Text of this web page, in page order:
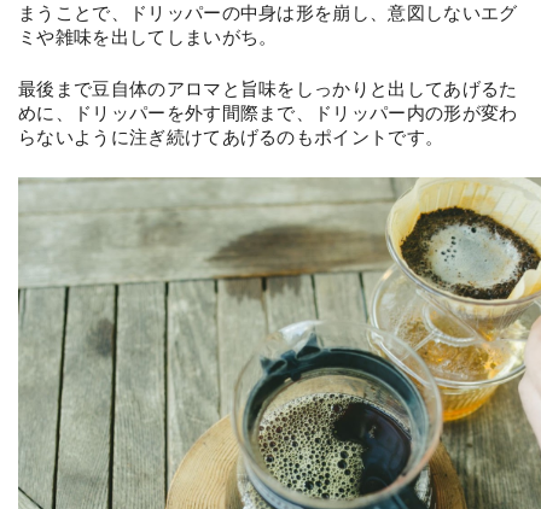
まうことで、ドリッパーの中身は形を崩し、意図しないエグ
ミや雑味を出してしまいがち。
最後まで豆自体のアロマと旨味をしっかりと出してあげるた
めに、ドリッパーを外す間際まで、ドリッパー内の形が変わ
らないように注ぎ続けてあげるのもポイントです。